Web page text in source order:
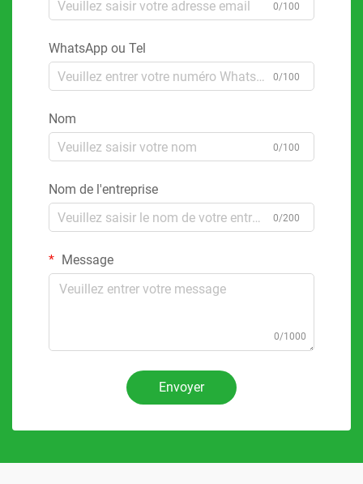
0/100
WhatsApp ou Tel
0/100
Nom
0/100
Nom de l'entreprise
0/200
Message
0/1000
Envoyer